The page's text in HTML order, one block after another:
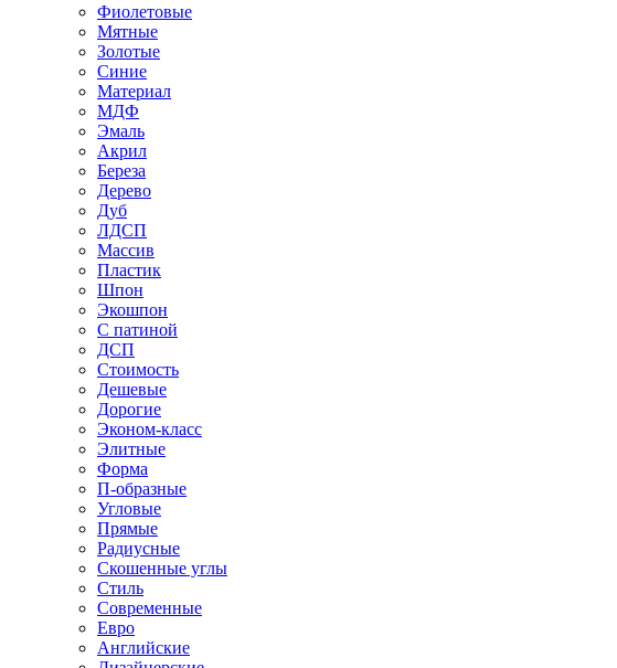
Фиолетовые
Мятные
Золотые
Синие
Материал
МДФ
Эмаль
Акрил
Береза
Дерево
Дуб
ЛДСП
Массив
Пластик
Шпон
Экошпон
С патиной
ДСП
Стоимость
Дешевые
Дорогие
Эконом-класс
Элитные
Форма
П-образные
Угловые
Прямые
Радиусные
Скошенные углы
Стиль
Современные
Евро
Английские